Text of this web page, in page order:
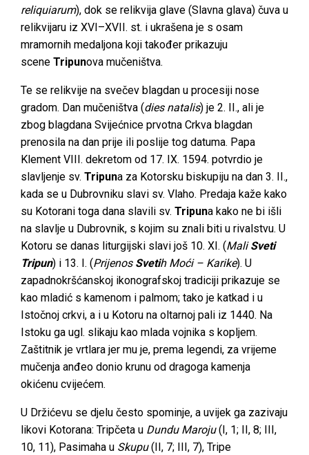
reliquiarum), dok se relikvija glave (Slavna glava) čuva u
relikvijaru iz XVI–XVII. st. i ukrašena je s osam
mramornih medaljona koji također prikazuju
scene Tripunova mučeništva.
Te se relikvije na svečev blagdan u procesiji nose
gradom. Dan mučeništva (dies natalis) je 2. II., ali je
zbog blagdana Svijećnice prvotna Crkva blagdan
prenosila na dan prije ili poslije tog datuma. Papa
Klement VIII. dekretom od 17. IX. 1594. potvrdio je
slavljenje sv. Tripuna za Kotorsku biskupiju na dan 3. II.,
kada se u Dubrovniku slavi sv. Vlaho. Predaja kaže kako
su Kotorani toga dana slavili sv. Tripuna kako ne bi išli
na slavlje u Dubrovnik, s kojim su znali biti u rivalstvu. U
Kotoru se danas liturgijski slavi još 10. XI. (MaliSveti
Tripun) i 13. I. (Prijenos Svetih Moći – Karike). U
zapadnokršćanskoj ikonografskoj tradiciji prikazuje se
kao mladić s kamenom i palmom; tako je katkad i u
Istočnoj crkvi, a i u Kotoru na oltarnoj pali iz 1440. Na
Istoku ga ugl. slikaju kao mlada vojnika s kopljem.
Zaštitnik je vrtlara jer mu je, prema legendi, za vrijeme
mučenja anđeo donio krunu od dragoga kamenja
okićenu cvijećem.
U Držićevu se djelu često spominje, a uvijek ga zazivaju
likovi Kotorana: Tripčeta u Dundu Maroju(I, 1; II, 8; III,
10, 11), Pasimaha u Skupu(II, 7; III, 7), Tripe